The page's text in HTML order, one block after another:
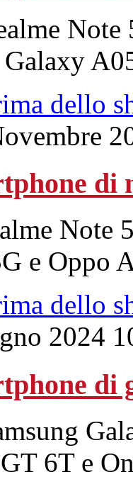
dello
di
Note
e Oppo
dello
2024
di
6T e